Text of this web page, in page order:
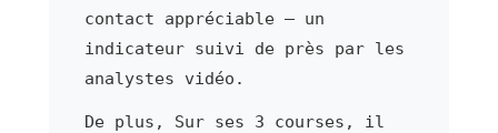
contact appréciable — un
indicateur suivi de près par les
analystes vidéo.
De plus, Sur ses 3 courses, il